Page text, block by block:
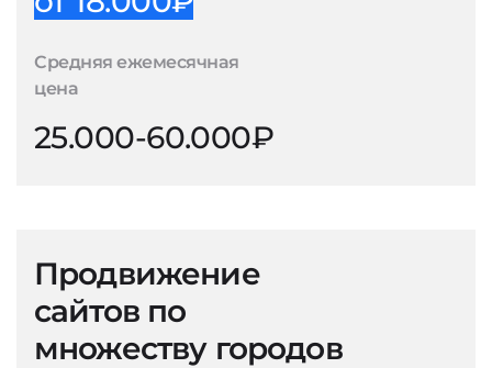
Средняя ежемесячная
цена
25.000-60.000₽
Продвижение
сайтов по
множеству городов